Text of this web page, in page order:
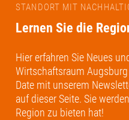
STANDORT MIT
Lernen Sie die
Hier erfahren Sie Neues
Wirtschaftsraum
Date mit unserem
auf dieser Seite. Sie
Region zu bieten hat!